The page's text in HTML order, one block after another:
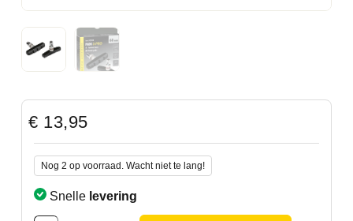
€ 13,95
Nog 2 op voorraad. Wacht niet te lang!
Snelle levering